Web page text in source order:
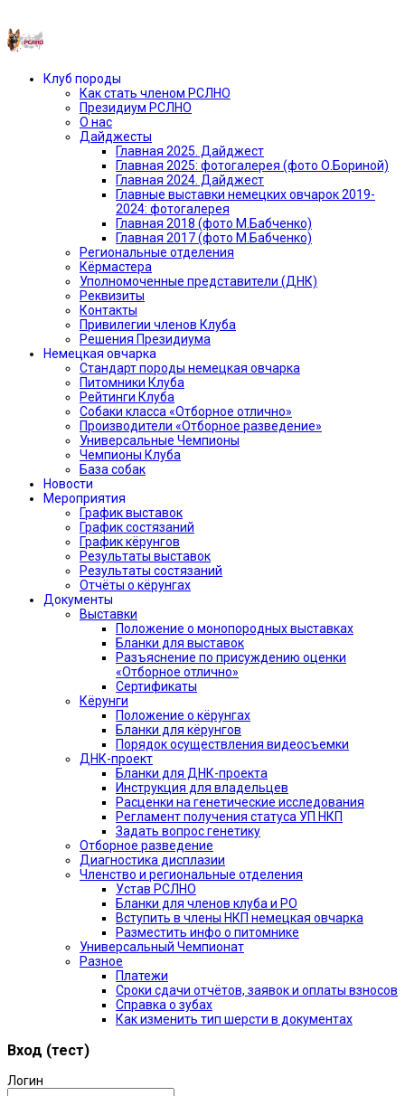
Клуб породы
Как стать членом РСЛНО
Президиум РСЛНО
О нас
Дайджесты
Главная 2025. Дайджест
Главная 2025: фотогалерея (фото О.Бориной)
Главная 2024. Дайджест
Главные выставки немецких овчарок 2019-
2024: фотогалерея
Главная 2018 (фото М.Бабченко)
Главная 2017 (фото М.Бабченко)
Региональные отделения
Кёрмастера
Уполномоченные представители (ДНК)
Реквизиты
Контакты
Привилегии членов Клуба
Решения Президиума
Немецкая овчарка
Стандарт породы немецкая овчарка
Питомники Клуба
Рейтинги Клуба
Собаки класса «Отборное отлично»
Производители «Отборное разведение»
Универсальные Чемпионы
Чемпионы Клуба
База собак
Новости
Мероприятия
График выставок
График состязаний
График кёрунгов
Результаты выставок
Результаты состязаний
Отчёты о кёрунгах
Документы
Выставки
Положение о монопородных выставках
Бланки для выставок
Разъяснение по присуждению оценки
«Отборное отлично»
Сертификаты
Кёрунги
Положение о кёрунгах
Бланки для кёрунгов
Порядок осуществления видеосъемки
ДНК-проект
Бланки для ДНК-проекта
Инструкция для владельцев
Расценки на генетические исследования
Регламент получения статуса УП НКП
Задать вопрос генетику
Отборное разведение
Диагностика дисплазии
Членство и региональные отделения
Устав РСЛНО
Бланки для членов клуба и РО
Вступить в члены НКП немецкая овчарка
Разместить инфо о питомнике
Универсальный Чемпионат
Разное
Платежи
Сроки сдачи отчётов, заявок и оплаты взносов
Справка о зубах
Как изменить тип шерсти в документах
Вход (тест)
Логин